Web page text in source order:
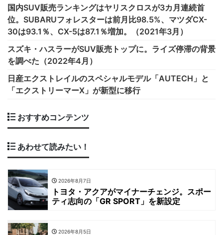
国内SUV販売ランキングはヤリスクロスが3カ月連続首
位。SUBARUフォレスターは前月比98.5%、マツダCX-
30は93.1％、CX-5は87.1％増加。（2021年3月）
スズキ・ハスラーがSUV販売トップに。ライズ停滞の背景
を調べた（2022年4月）
日産エクストレイルのスペシャルモデル「AUTECH」と
「エクストリーマーX」が新型に移行
おすすめコンテンツ
あわせて読みたい！
2026年8月7日
トヨタ・アクアがマイナーチェンジ。スポー
ティ志向の「GR SPORT」を新設定
2026年8月5日